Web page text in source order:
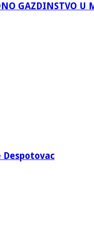
GAZDINSTVO U
Despotovac